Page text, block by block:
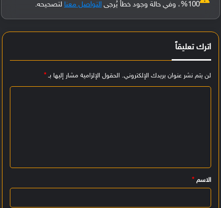
100%، وفي حالة وجود خطأ يُرجى
التواصل معنا لتصحيحه.
اترك تعليقاً
لن يتم نشر عنوان بريدك الإلكتروني. الحقول الإلزامية مشار إليها بـ*
ي
ق
الاسم *